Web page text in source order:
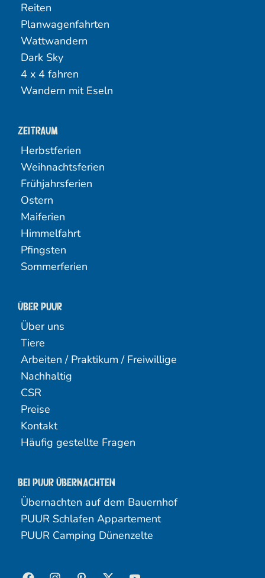
Reiten
Planwagenfahrten
Wattwandern
Dark Sky
4 x 4 fahren
Wandern mit Eseln
Zeitraum
Herbstferien
Weihnachtsferien
Frühjahrsferien
Ostern
Maiferien
Himmelfahrt
Pfingsten
Sommerferien
Über PUUR
Über uns
Tiere
Arbeiten / Praktikum / Freiwillige
Nachhaltig
CSR
Preise
Kontakt
Häufig gestellte Fragen
Bei Puur übernachten
Übernachten auf dem Bauernhof
PUUR Schlafen Appartement
PUUR Camping Dünenzelte